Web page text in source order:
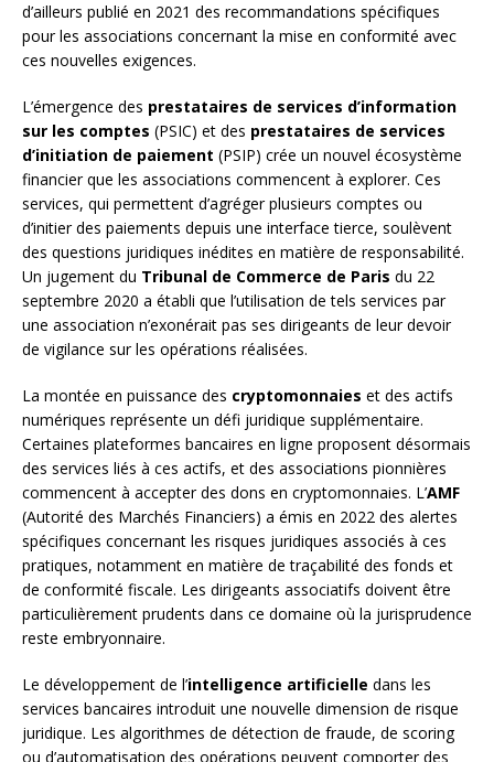
d’ailleurs publié en 2021 des recommandations spécifiques
pour les associations concernant la mise en conformité avec
ces nouvelles exigences.
L’émergence des prestataires de services d’information
sur les comptes (PSIC) et des prestataires de services
d’initiation de paiement (PSIP) crée un nouvel écosystème
financier que les associations commencent à explorer. Ces
services, qui permettent d’agréger plusieurs comptes ou
d’initier des paiements depuis une interface tierce, soulèvent
des questions juridiques inédites en matière de responsabilité.
Un jugement du Tribunal de Commerce de Paris du 22
septembre 2020 a établi que l’utilisation de tels services par
une association n’exonérait pas ses dirigeants de leur devoir
de vigilance sur les opérations réalisées.
La montée en puissance des cryptomonnaies et des actifs
numériques représente un défi juridique supplémentaire.
Certaines plateformes bancaires en ligne proposent désormais
des services liés à ces actifs, et des associations pionnières
commencent à accepter des dons en cryptomonnaies. L’AMF
(Autorité des Marchés Financiers) a émis en 2022 des alertes
spécifiques concernant les risques juridiques associés à ces
pratiques, notamment en matière de traçabilité des fonds et
de conformité fiscale. Les dirigeants associatifs doivent être
particulièrement prudents dans ce domaine où la jurisprudence
reste embryonnaire.
Le développement de l’intelligence artificielle dans les
services bancaires introduit une nouvelle dimension de risque
juridique. Les algorithmes de détection de fraude, de scoring
ou d’automatisation des opérations peuvent comporter des